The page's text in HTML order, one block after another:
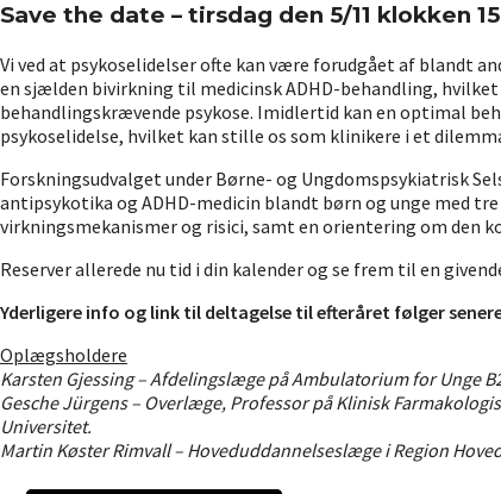
Save the date – tirsdag den 5/11 klokken
Vi ved at psykoselidelser ofte kan være forudgået af blandt
en sjælden bivirkning til medicinsk ADHD-behandling,
behandlingskrævende psykose. Imidlertid kan en optimal
psykoselidelse, hvilket kan stille os som klinikere i et
Forskningsudvalget under Børne- og Ungdomspsykiatrisk
antipsykotika og ADHD-medicin blandt børn og unge med
virkningsmekanismer og risici, samt en orientering om den
Reserver allerede nu tid i din kalender og se frem til en
Yderligere info og link til deltagelse til efteråret følger
Oplægsholdere
Karsten Gjessing – Afdelingslæge på Ambulatorium for Unge
Gesche Jürgens – Overlæge, Professor på Klinisk
Universitet.
Martin Køster Rimvall – Hoveduddannelseslæge i Region